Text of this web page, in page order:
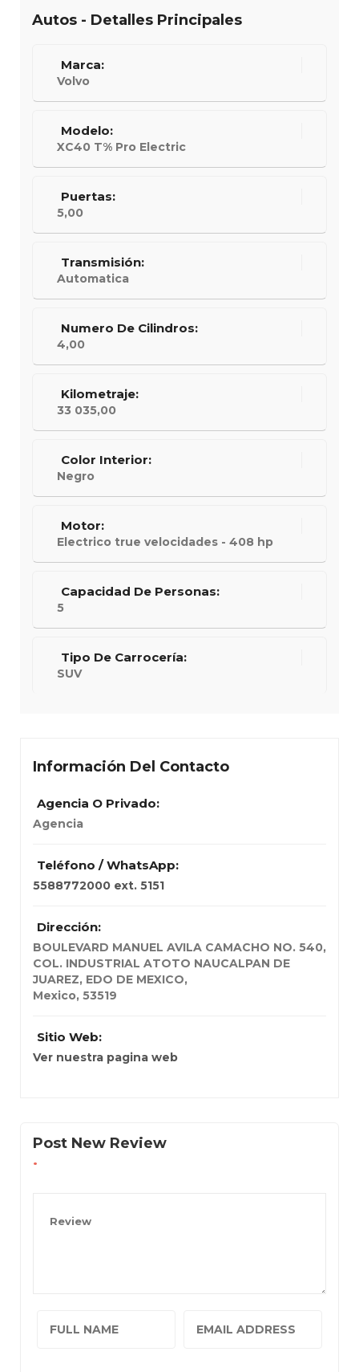
Autos - Detalles Principales
Marca:
Volvo
Modelo:
XC40 T% Pro Electric
Puertas:
5,00
Transmisión:
Automatica
Numero De Cilindros:
4,00
Kilometraje:
33 035,00
Color Interior:
Negro
Motor:
Electrico true velocidades - 408 hp
Capacidad De Personas:
5
Tipo De Carrocería:
SUV
Información Del Contacto
Agencia O Privado:
Agencia
Teléfono / WhatsApp:
5588772000 ext. 5151
Dirección:
BOULEVARD MANUEL AVILA CAMACHO NO. 540,
COL. INDUSTRIAL ATOTO NAUCALPAN DE
JUAREZ, EDO DE MEXICO,
Mexico, 53519
Sitio Web:
Ver nuestra pagina web
Post New Review